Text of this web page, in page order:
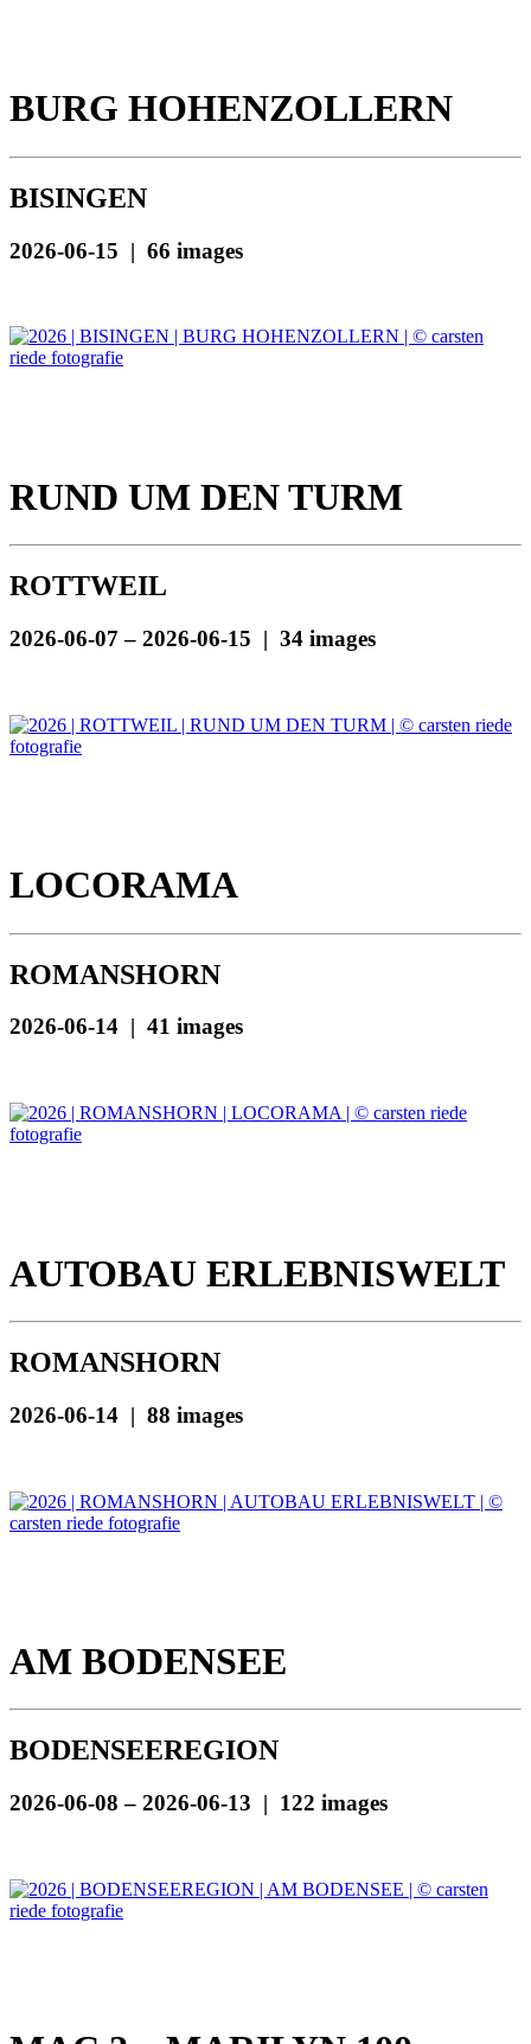
BURG HOHENZOLLERN
BISINGEN
2026-06-15 | 66 images
RUND UM DEN TURM
ROTTWEIL
2026-06-07 – 2026-06-15 | 34 images
LOCORAMA
ROMANSHORN
2026-06-14 | 41 images
AUTOBAU ERLEBNISWELT
ROMANSHORN
2026-06-14 | 88 images
AM BODENSEE
BODENSEEREGION
2026-06-08 – 2026-06-13 | 122 images